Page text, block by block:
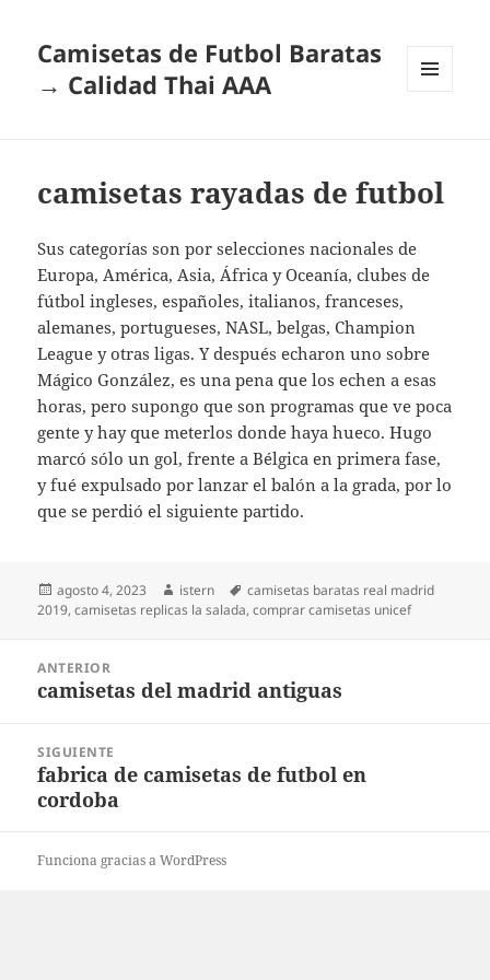
Camisetas de Futbol Baratas
→ Calidad Thai AAA
camisetas rayadas de futbol
Sus categorías son por selecciones nacionales de
Europa, América, Asia, África y Oceanía, clubes de
fútbol ingleses, españoles, italianos, franceses,
alemanes, portugueses, NASL, belgas, Champion
League y otras ligas. Y después echaron uno sobre
Mágico González, es una pena que los echen a esas
horas, pero supongo que son programas que ve poca
gente y hay que meterlos donde haya hueco. Hugo
marcó sólo un gol, frente a Bélgica en primera fase,
y fué expulsado por lanzar el balón a la grada, por lo
que se perdió el siguiente partido.
Publicado
el
agosto 4, 2023 Autor
istern Etiquetas
camisetas baratas real madrid
2019,camisetas replicas la salada,comprar camisetas unicef
entradas
ANTERIOR
Entrada
camisetas del madrid antiguas
SIGUIENTE
Entrada
siguiente:
fabrica de camisetas de futbol en
cordoba
Funciona gracias a WordPress